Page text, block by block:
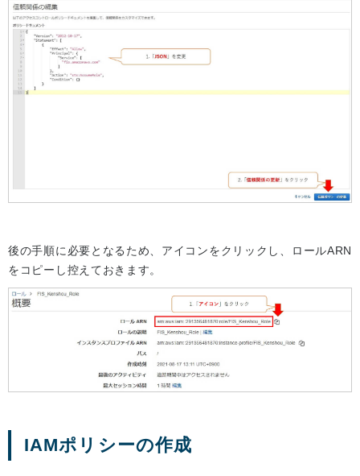
後の手順に必要となるため、アイコンをクリックし、ロールARN
をコピーし控えておきます。
IAMポリシーの作成